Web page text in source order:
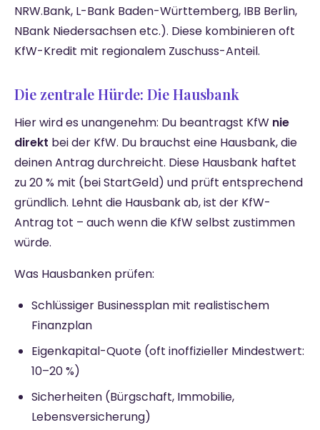
NRW.Bank, L-Bank Baden-Württemberg, IBB Berlin,
NBank Niedersachsen etc.). Diese kombinieren oft
KfW-Kredit mit regionalem Zuschuss-Anteil.
Die zentrale Hürde: Die Hausbank
Hier wird es unangenehm: Du beantragst KfW nie
direkt bei der KfW. Du brauchst eine Hausbank, die
deinen Antrag durchreicht. Diese Hausbank haftet
zu 20 % mit (bei StartGeld) und prüft entsprechend
gründlich. Lehnt die Hausbank ab, ist der KfW-
Antrag tot – auch wenn die KfW selbst zustimmen
würde.
Was Hausbanken prüfen:
Schlüssiger Businessplan mit realistischem
Finanzplan
Eigenkapital-Quote (oft inoffizieller Mindestwert:
10–20 %)
Sicherheiten (Bürgschaft, Immobilie,
Lebensversicherung)